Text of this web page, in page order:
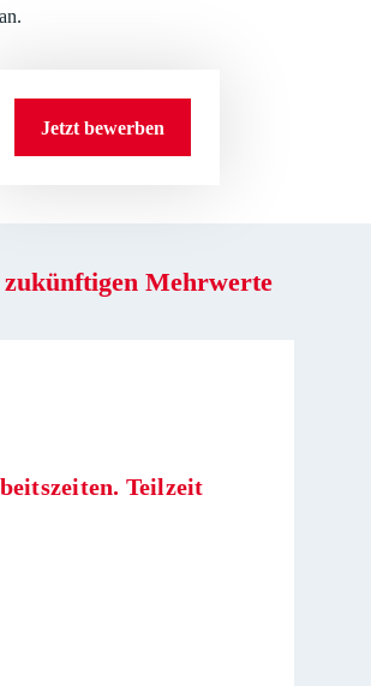
Jetzt bewerben
zukünftigen Mehrwerte
Teilzeit